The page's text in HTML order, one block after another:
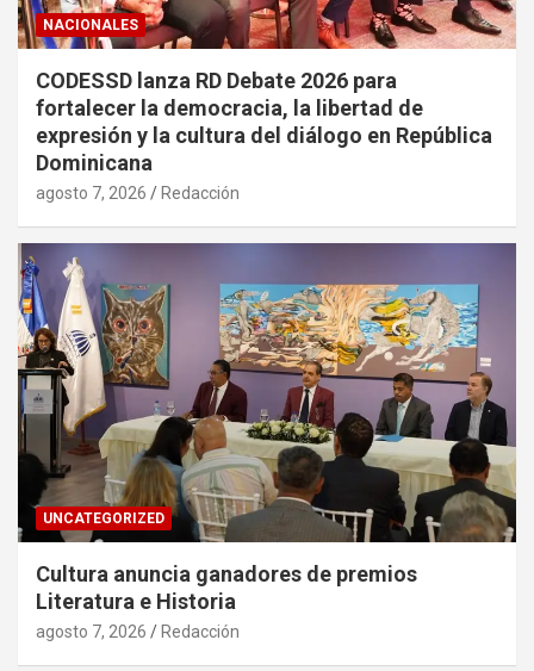
NACIONALES
CODESSD lanza RD Debate 2026 para
fortalecer la democracia, la libertad de
expresión y la cultura del diálogo en República
Dominicana
agosto 7, 2026 Redacción
UNCATEGORIZED
Cultura anuncia ganadores de premios
Literatura e Historia
agosto 7, 2026 Redacción